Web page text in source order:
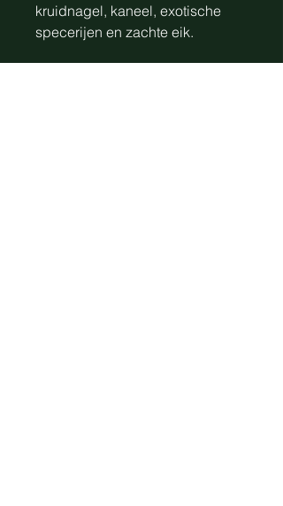
kruidnagel, kaneel, exotische
specerijen en zachte eik.